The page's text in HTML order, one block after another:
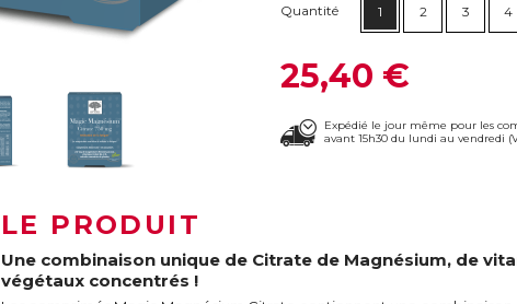
Quantité 1 2 3 4
25,40 €
Expédié le jour même pour les
avant 15h30 du lundi au vendredi (
LE PRODUIT
Une combinaison unique de Citrate de Magnésium, de
végétaux concentrés !